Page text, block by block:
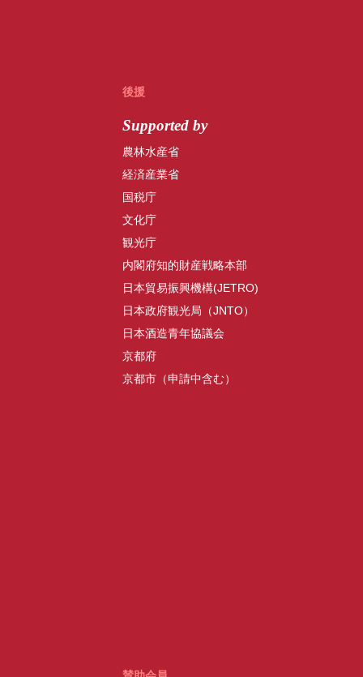
後援
Supported by
農林水産省
経済産業省
国税庁
文化庁
観光庁
内閣府知的財産戦略本部
日本貿易振興機構(JETRO)
日本政府観光局（JNTO）
日本酒造青年協議会
京都府
京都市（申請中含む）